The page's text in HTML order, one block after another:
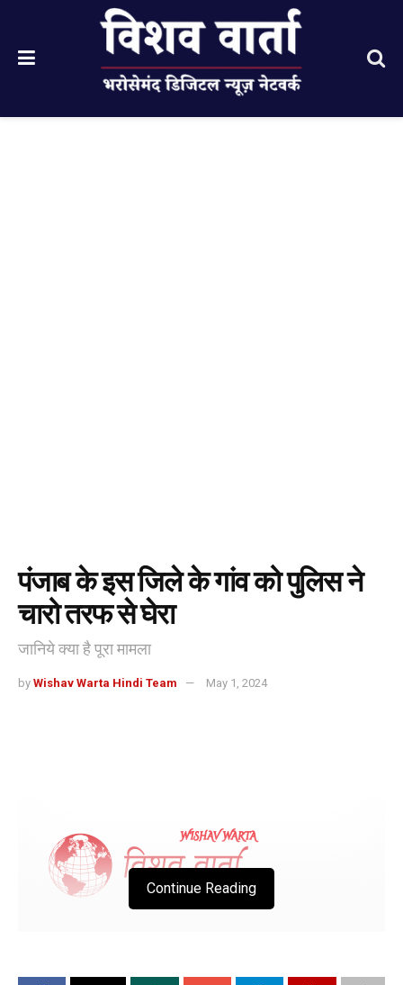
पंजाब के इस जिले के गांव को पुलिस ने
चारो तरफ से घेरा
जानिये क्या है पूरा मामला
by Wishav Warta Hindi Team May 1, 2024
Continue Reading